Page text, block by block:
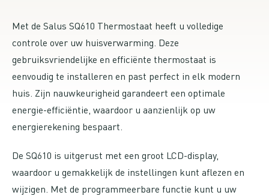
Met de Salus SQ610 Thermostaat heeft u volledige
controle over uw huisverwarming. Deze
gebruiksvriendelijke en efficiënte thermostaat is
eenvoudig te installeren en past perfect in elk modern
huis. Zijn nauwkeurigheid garandeert een optimale
energie-efficiëntie, waardoor u aanzienlijk op uw
energierekening bespaart.
De SQ610 is uitgerust met een groot LCD-display,
waardoor u gemakkelijk de instellingen kunt aflezen en
wijzigen. Met de programmeerbare functie kunt u uw